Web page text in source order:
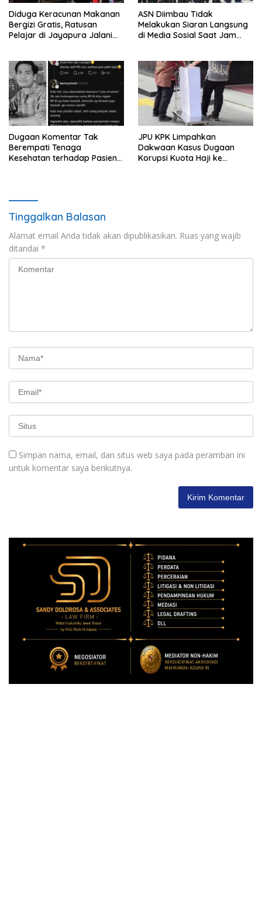
Diduga Keracunan Makanan
Bergizi Gratis, Ratusan
Pelajar di Jayapura Jalani
ASN Diimbau Tidak
Melakukan Siaran Langsung
di Media Sosial Saat Jam
Dugaan Komentar Tak
Berempati Tenaga
Kesehatan terhadap Pasien
JPU KPK Limpahkan
Dakwaan Kasus Dugaan
Korupsi Kuota Haji ke
Tinggalkan Balasan
Alamat email Anda tidak akan dipublikasikan. Ruas yang wajib
ditandai *
Simpan nama, email, dan situs web saya pada peramban ini
untuk komentar saya berikutnya.